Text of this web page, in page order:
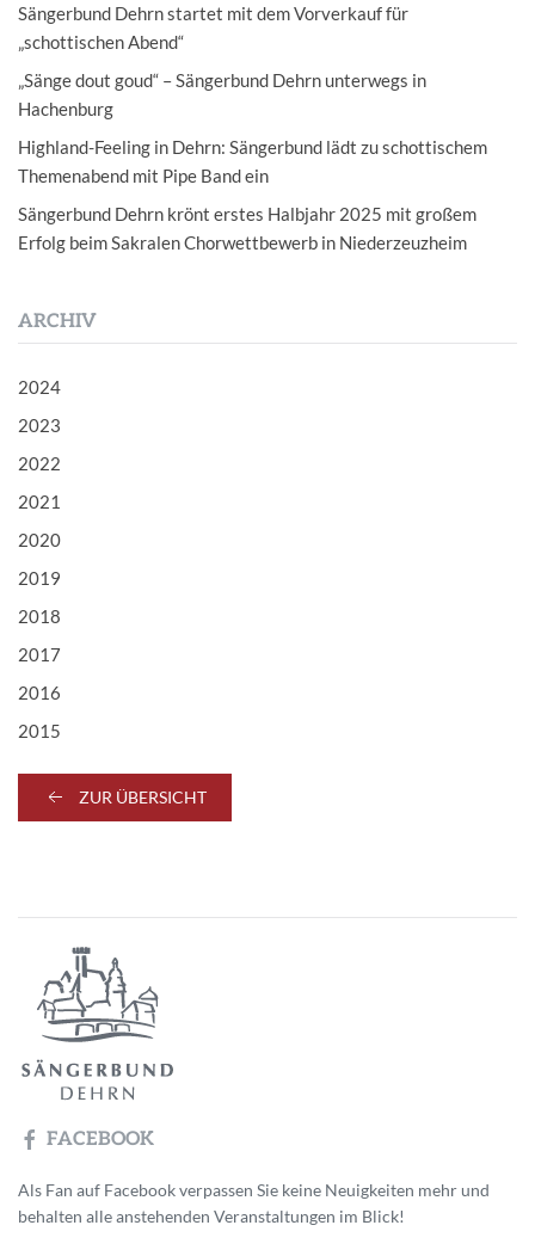
Sängerbund Dehrn startet mit dem Vorverkauf für
„schottischen Abend“
„Sänge dout goud“ – Sängerbund Dehrn unterwegs in
Hachenburg
Highland-Feeling in Dehrn: Sängerbund lädt zu schottischem
Themenabend mit Pipe Band ein
Sängerbund Dehrn krönt erstes Halbjahr 2025 mit großem
Erfolg beim Sakralen Chorwettbewerb in Niederzeuzheim
ARCHIV
2024
2023
2022
2021
2020
2019
2018
2017
2016
2015
ZUR ÜBERSICHT
FACEBOOK
Als Fan auf Facebook verpassen Sie keine Neuigkeiten mehr und
behalten alle anstehenden Veranstaltungen im Blick!